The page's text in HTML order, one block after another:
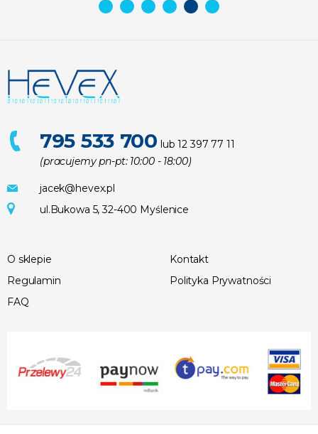
795 533 700 lub 12 397 77 11
(pracujemy pn-pt: 10:00 - 18:00)
jacek@hevex.pl
ul.Bukowa 5, 32-400 Myślenice
O sklepie
Regulamin
FAQ
Kontakt
Polityka Prywatności